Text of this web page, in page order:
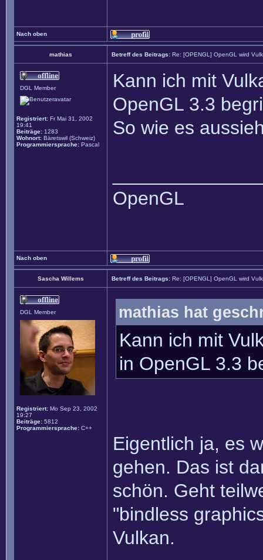
Nach oben
mathias Betreff des Beitrags: Re: [OPENGL] OpenGL wird
DGL Member
Registriert: Fr Mai 31, 2002
19:41
Beiträge: 1283
Wohnort: Bäretswil (Schweiz)
Programmiersprache: Pascal
Kann ich mit
OpenGL 3.3
So wie es
OpenGL
Nach oben
Sascha Willems Betreff des Beitrags: Re: [OPENGL] OpenGL wird
DGL Member
Registriert: Mo Sep 23, 2002
19:27
Beiträge: 5812
Programmiersprache: C++
mathias hat
Kann ich mit
in OpenGL 3.3
Eigentlich ja, es
gehen. Das ist
schön. Geht
"bindless
Vulkan.